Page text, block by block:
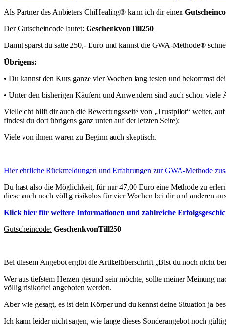
Als Partner des Anbieters ChiHealing® kann ich dir einen
Der Gutscheincode lautet: GeschenkvonTill250
Damit sparst du satte 250,- Euro und kannst die GWA-Methode®
Übrigens:
• Du kannst den Kurs ganze vier Wochen lang testen und bekommst
• Unter den bisherigen Käufern und Anwendern sind auch schon
Vielleicht hilft dir auch die Bewertungsseite von „Trustpilot“ weiter,
findest du dort übrigens ganz unten auf der letzten Seite):
Viele von ihnen waren zu Beginn auch skeptisch.
Hier ehrliche Rückmeldungen und Erfahrungen zur GWA-Methode
Du hast also die Möglichkeit, für nur 47,00 Euro eine Methode zu
diese auch noch völlig risikolos für vier Wochen bei dir und anderen
Klick hier für weitere Informationen und zahlreiche
Gutscheincode: GeschenkvonTill250
Bei diesem Angebot ergibt die Artikelüberschrift „Bist du noch nicht
Wer aus tiefstem Herzen gesund sein möchte, sollte meiner Meinung
völlig risikofrei angeboten werden.
Aber wie gesagt, es ist dein Körper und du kennst deine Situation ja
Ich kann leider nicht sagen, wie lange dieses Sonderangebot noch